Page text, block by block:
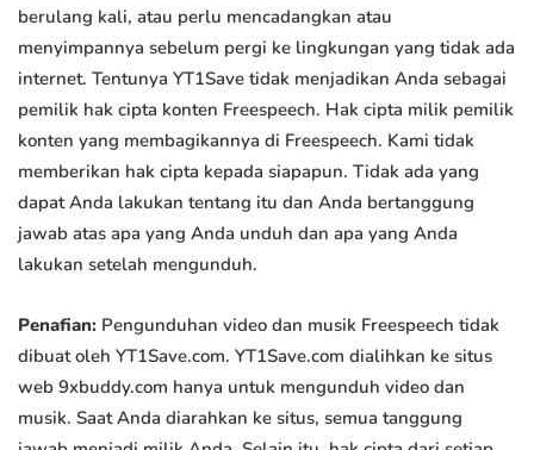
berulang kali, atau perlu mencadangkan atau
menyimpannya sebelum pergi ke lingkungan yang tidak ada
internet. Tentunya YT1Save tidak menjadikan Anda sebagai
pemilik hak cipta konten Freespeech. Hak cipta milik pemilik
konten yang membagikannya di Freespeech. Kami tidak
memberikan hak cipta kepada siapapun. Tidak ada yang
dapat Anda lakukan tentang itu dan Anda bertanggung
jawab atas apa yang Anda unduh dan apa yang Anda
lakukan setelah mengunduh.
Penafian: Pengunduhan video dan musik Freespeech tidak
dibuat oleh YT1Save.com. YT1Save.com dialihkan ke situs
web 9xbuddy.com hanya untuk mengunduh video dan
musik. Saat Anda diarahkan ke situs, semua tanggung